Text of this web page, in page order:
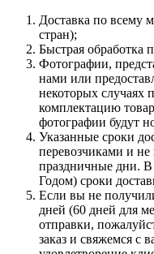
Доставка по всему
стран);
Быстрая обработка
Фотографии,
нами или
некоторых случаях
комплектацию
фотографии будут
Указанные сроки
перевозчиками и
праздничные дни.
Годом) сроки
Если вы не
дней (60 дней для
отправки,
заказ и свяжемся с